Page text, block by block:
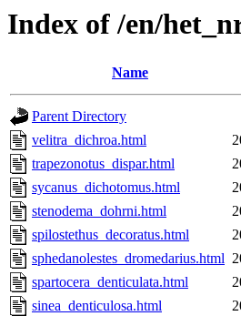
Index of /en/
Name
Parent Directory
velitra_dichroa.html
trapezonotus_dispar.html
sycanus_dichotomus.html
stenodema_dohrni.html
spilostethus_decoratus.html
sphedanolestes_dromedarius.html
spartocera_denticulata.html
sinea_denticulosa.html